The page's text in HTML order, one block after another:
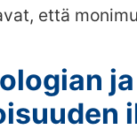
että